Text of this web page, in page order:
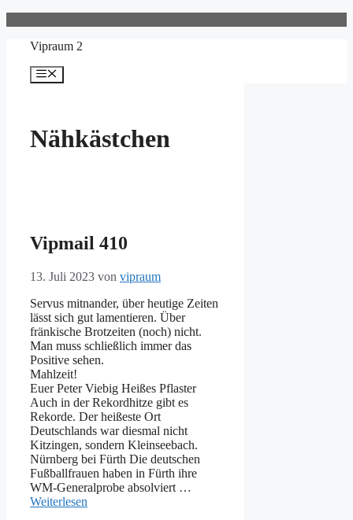
springenVipraum 2
Menü
Nähkästchen
Vipmail 410
13. Juli 2023 von vipraum
Servus mitnander, über heutige Zeiten
lässt sich gut lamentieren. Über
fränkische Brotzeiten (noch) nicht.
Man muss schließlich immer das
Positive sehen.
Mahlzeit!
Euer Peter Viebig Heißes Pflaster
Auch in der Rekordhitze gibt es
Rekorde. Der heißeste Ort
Deutschlands war diesmal nicht
Kitzingen, sondern Kleinseebach.
Nürnberg bei Fürth Die deutschen
Fußballfrauen haben in Fürth ihre
WM-Generalprobe absolviert …
Weiterlesen